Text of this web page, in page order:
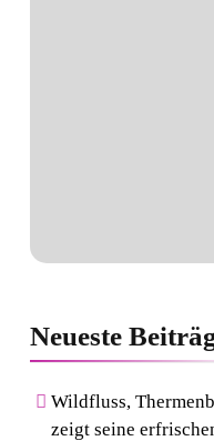
Neueste
Wildfluss,
zeigt seine